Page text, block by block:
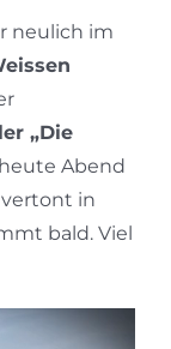
neulich im
„Die
Abend
in
bald. Viel